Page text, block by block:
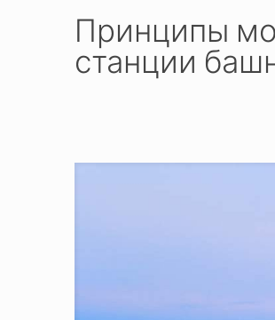
Принципы
станции